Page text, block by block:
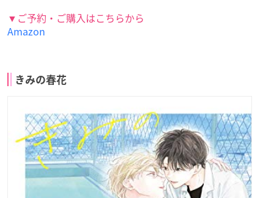
▼ご予約・ご購入はこちらから
Amazon
きみの春花